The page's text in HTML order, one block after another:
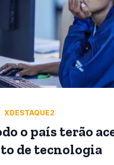
XDESTAQUE2
o país terão
de tecnologia